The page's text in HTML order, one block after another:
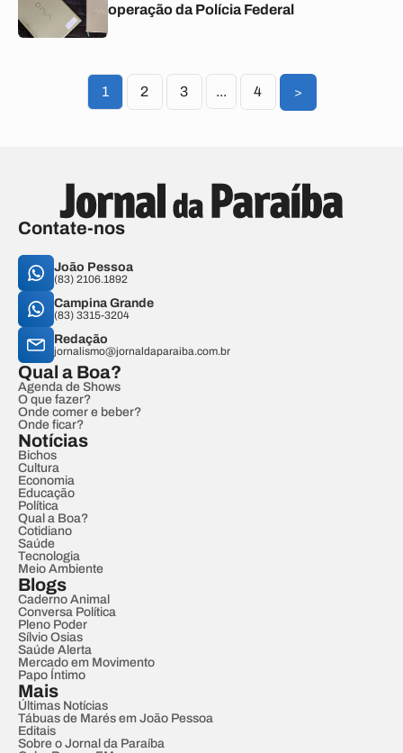
operação da Polícia Federal
1 2 3 ... 4 >
Contate-nos
João Pessoa
(83) 2106.1892
Campina Grande
(83) 3315-3204
Redação
jornalismo@jornaldaparaiba.com.br
Qual a Boa?
Agenda de Shows
O que fazer?
Onde comer e beber?
Onde ficar?
Notícias
Bichos
Cultura
Economia
Educação
Política
Qual a Boa?
Cotidiano
Saúde
Tecnologia
Meio Ambiente
Blogs
Caderno Animal
Conversa Política
Pleno Poder
Sílvio Osias
Saúde Alerta
Mercado em Movimento
Papo Íntimo
Mais
Últimas Notícias
Tábuas de Marés em João Pessoa
Editais
Sobre o Jornal da Paraíba